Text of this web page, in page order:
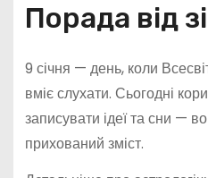
Порада від
9 січня — день, коли
вміє слухати. Сьогодні
записувати ідеї та сни —
прихований зміст.